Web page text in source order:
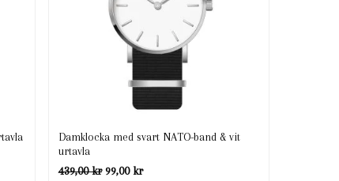
Damklocka med svart NATO-band & vit
urtavla
439,00kr Det
99,00 krDet